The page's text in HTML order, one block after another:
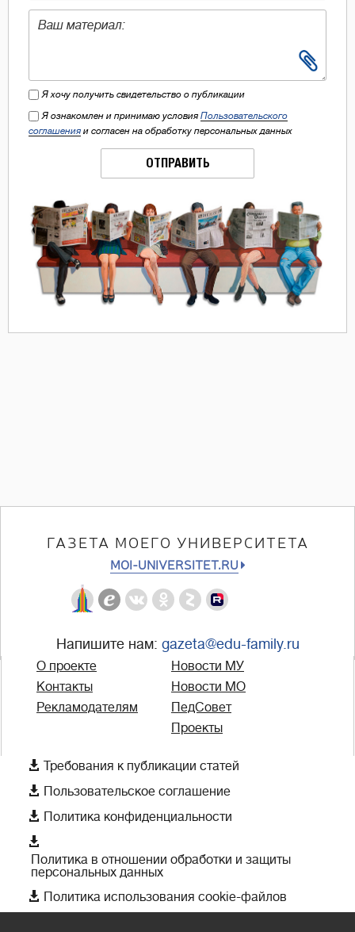
Я хочу получить свидетельство о публикации
Я ознакомлен и принимаю условия Пользовательского
соглашения и согласен на обработку персональных данных
ОТПРАВИТЬ
ГАЗЕТА МОЕГО УНИВЕРСИТЕТА
MOI-UNIVERSITET.RU
Напишите нам: gazeta@edu-family.ru
О проекте
Контакты
Рекламодателям
Новости МУ
Новости МО
ПедСовет
Проекты
 Требования к публикации статей
 Пользовательское соглашение
 Политика конфиденциальности

Политика в отношении обработки и защиты
персональных данных
 Политика использования cookie-файлов